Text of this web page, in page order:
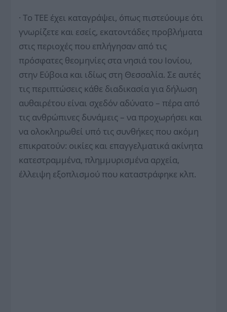
· Το ΤΕΕ έχει καταγράψει, όπως πιστεύουμε ότι
γνωρίζετε και εσείς, εκατοντάδες προβλήματα
στις περιοχές που επλήγησαν από τις
πρόσφατες θεομηνίες στα νησιά του Ιονίου,
στην Εύβοια και ιδίως στη Θεσσαλία. Σε αυτές
τις περιπτώσεις κάθε διαδικασία για δήλωση
αυθαιρέτου είναι σχεδόν αδύνατο – πέρα από
τις ανθρώπινες δυνάμεις – να προχωρήσει και
να ολοκληρωθεί υπό τις συνθήκες που ακόμη
επικρατούν: οικίες και επαγγελματικά ακίνητα
κατεστραμμένα, πλημμυρισμένα αρχεία,
έλλειψη εξοπλισμού που καταστράφηκε κλπ.